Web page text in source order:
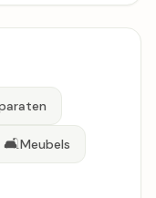
🛋️Meubels